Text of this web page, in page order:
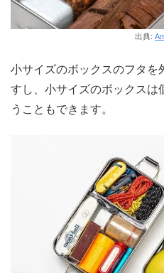
出典:
小サイズのボックスのフタを
すし、小サイズのボックスは
うこともできます。